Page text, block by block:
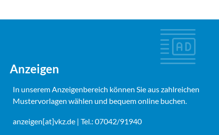
Anzeigen
In unserem Anzeigenbereich können Sie aus zahlreichen
Mustervorlagen wählen und bequem online buchen.
anzeigen[at]vkz.de | Tel.: 07042/91940